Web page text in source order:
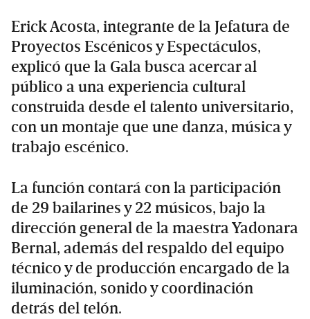
Erick Acosta, integrante de la Jefatura de
Proyectos Escénicos y Espectáculos,
explicó que la Gala busca acercar al
público a una experiencia cultural
construida desde el talento universitario,
con un montaje que une danza, música y
trabajo escénico.
La función contará con la participación
de 29 bailarines y 22 músicos, bajo la
dirección general de la maestra Yadonara
Bernal, además del respaldo del equipo
técnico y de producción encargado de la
iluminación, sonido y coordinación
detrás del telón.